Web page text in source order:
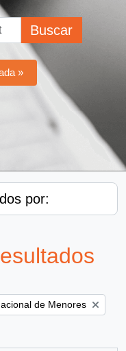
Buscar
»
por:
de Menores